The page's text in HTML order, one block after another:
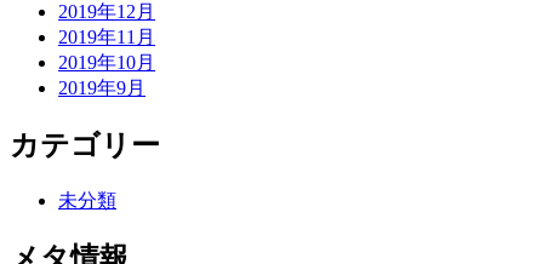
2019年12月
2019年11月
2019年10月
2019年9月
カテゴリー
未分類